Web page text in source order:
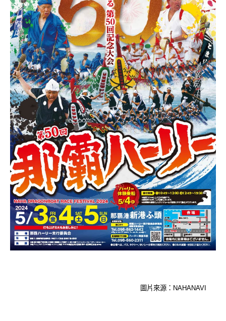
圖片來源：NAHANAVI